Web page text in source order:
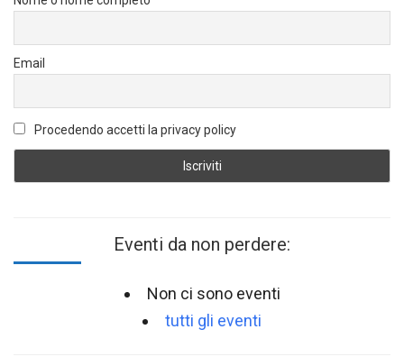
Email
Procedendo accetti la privacy policy
Eventi da non perdere:
Non ci sono eventi
tutti gli eventi